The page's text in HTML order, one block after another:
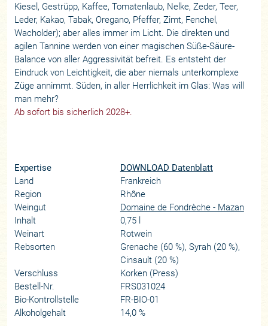
Kiesel, Gestrüpp, Kaffee, Tomatenlaub, Nelke, Zeder, Teer,
Leder, Kakao, Tabak, Oregano, Pfeffer, Zimt, Fenchel,
Wacholder); aber alles immer im Licht. Die direkten und
agilen Tannine werden von einer magischen Süße-Säure-
Balance von aller Aggressivität befreit. Es entsteht der
Eindruck von Leichtigkeit, die aber niemals unterkomplexe
Züge annimmt. Süden, in aller Herrlichkeit im Glas: Was will
man mehr?
Ab sofort bis sicherlich 2028+.
Expertise
DOWNLOAD Datenblatt
Land
Frankreich
Region
Rhône
Weingut
Domaine de Fondrèche - Mazan
Inhalt
0,75 l
Weinart
Rotwein
Rebsorten
Grenache (60 %), Syrah (20 %),
Cinsault (20 %)
Verschluss
Korken (Press)
Bestell-Nr.
FRS031024
Bio-Kontrollstelle
FR-BIO-01
Alkoholgehalt
14,0 %